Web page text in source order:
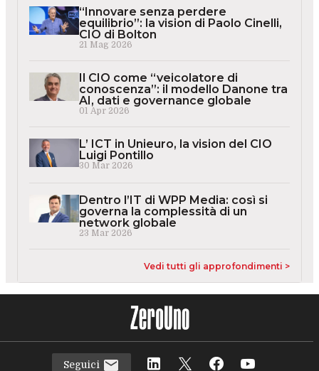
“Innovare senza perdere
equilibrio”: la vision di Paolo Cinelli,
CIO di Bolton
21 Mag 2026
Il CIO come “veicolatore di
conoscenza”: il modello Danone tra
AI, dati e governance globale
01 Apr 2026
L’ ICT in Unieuro, la vision del CIO
Luigi Pontillo
30 Mar 2026
Dentro l’IT di WPP Media: così si
governa la complessità di un
network globale
23 Mar 2026
Vedi tutti gli approfondimenti >
Seguici